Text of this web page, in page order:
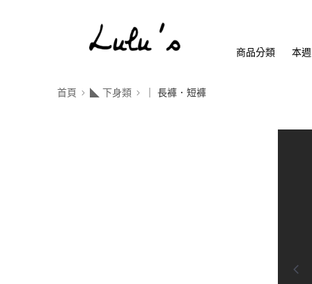
商品分類 本
首頁 ◣ 下身類 ｜ 長褲．短褲